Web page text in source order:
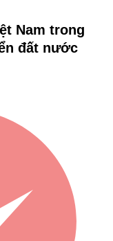
Nam trong
đất nước